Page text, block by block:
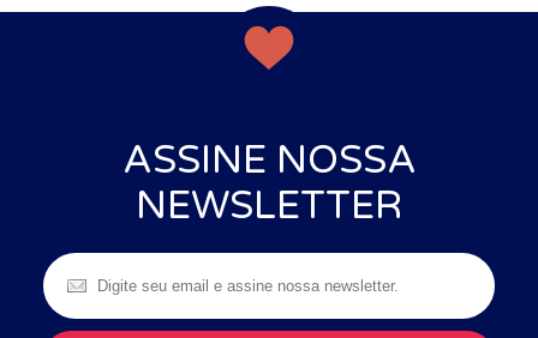
ASSINE NOSSA
NEWSLETTER